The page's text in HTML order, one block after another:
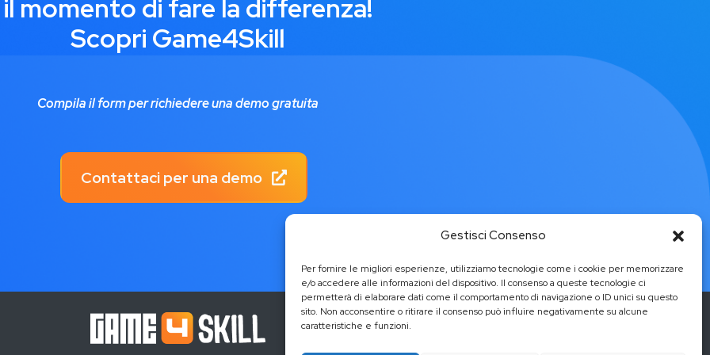
Gestisci Consenso
Per fornire le migliori esperienze, utilizziamo tecnologie come i cookie per memorizzare
e/o accedere alle informazioni del dispositivo. Il consenso a queste tecnologie ci
permetterà di elaborare dati come il comportamento di navigazione o ID unici su questo
sito. Non acconsentire o ritirare il consenso può influire negativamente su alcune
caratteristiche e funzioni.
il momento di fare la differenza!
Scopri Game4Skill
Compila il form per richiedere una demo gratuita
Contattaci per una demo